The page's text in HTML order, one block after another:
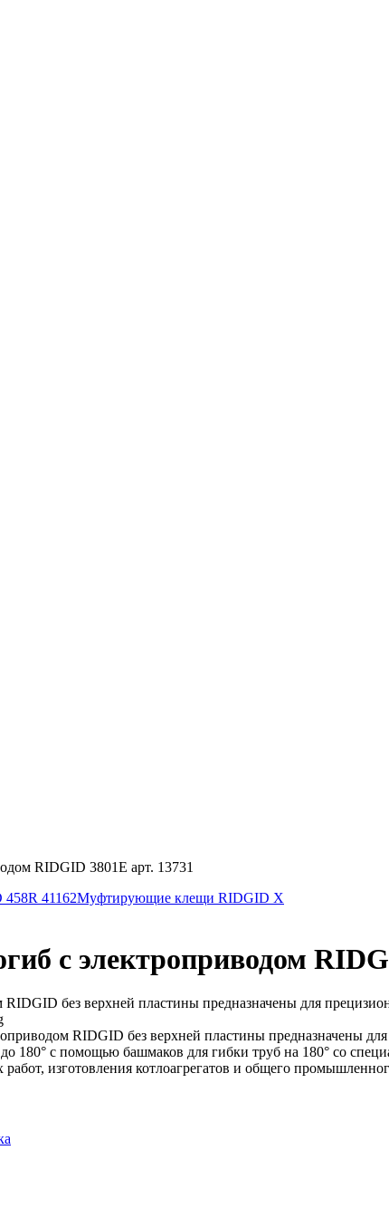
RIDGID 3801E арт. 13731
41162Муфтирующие клещи RIDGID X
с электроприводом
без верхней пластины предназначены для
RIDGID без верхней пластины предназначены
180° с помощью башмаков для гибки труб на 180° со
изготовления котлоагрегатов и общего